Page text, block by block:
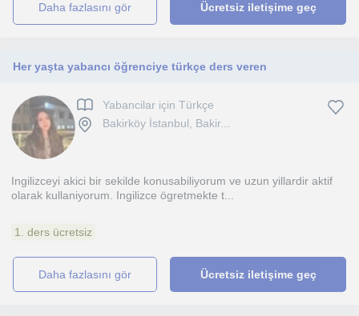
daha fazlasını gör Ücretsiz iletişime geç
Her yaşta yabancı öğrenciye türkçe ders veren
Yabancilar için Türkçe
Bakirköy İstanbul, Bakir...
Ingilizceyi akici bir sekilde konusabiliyorum ve uzun yillardir aktif
olarak kullaniyorum. Ingilizce ögretmekte t...
1. ders ücretsiz
daha fazlasını gör Ücretsiz iletişime geç